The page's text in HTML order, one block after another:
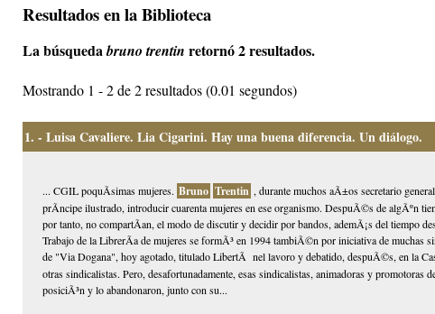
Resultados en la Biblioteca
La búsquedabruno trentin retornó 2 resultados.
Mostrando 1 - 2 de 2 resultados (0.01 segundos)
1. - Luisa Cavaliere. Lia Cigarini. Hay una buena diferencia. Un diálogo.
... CGIL poquÃ­simas mujeres. Bruno Trentin , durante muchos aÃ±os secretario
prÃ­ncipe ilustrado, introducir cuarenta mujeres en ese organismo. DespuÃ©s de algÃºn
por tanto, no compartÃ­an, el modo de discutir y decidir por bandos, ademÃ¡s del tiempo
Trabajo de la LibrerÃ­a de mujeres se formÃ³ en 1994 tambiÃ©n por iniciativa de muchas
de "Via Dogana", hoy agotado, titulado LibertÃ nel lavoro y debatido, despuÃ©s, en la
otras sindicalistas. Pero, desafortunadamente, esas sindicalistas, animadoras y
posiciÃ³n y lo abandonaron, junto con su...